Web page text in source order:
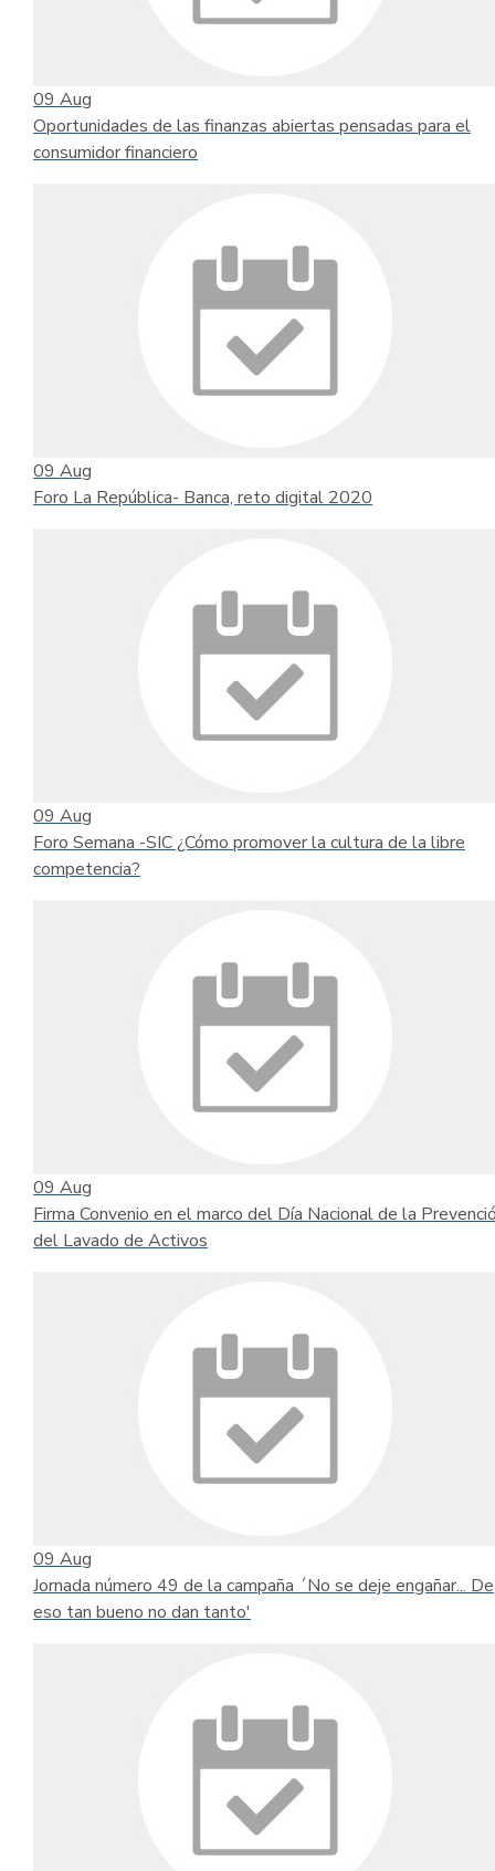
09 Aug
Oportunidades de las finanzas abiertas pensadas para el
consumidor financiero
09 Aug
Foro La República- Banca, reto digital 2020
09 Aug
Foro Semana -SIC ¿Cómo promover la cultura de la libre
competencia?
09 Aug
Firma Convenio en el marco del Día Nacional de la
del Lavado de Activos
09 Aug
Jornada número 49 de la campaña ´No se deje engañar... De
eso tan bueno no dan tanto'